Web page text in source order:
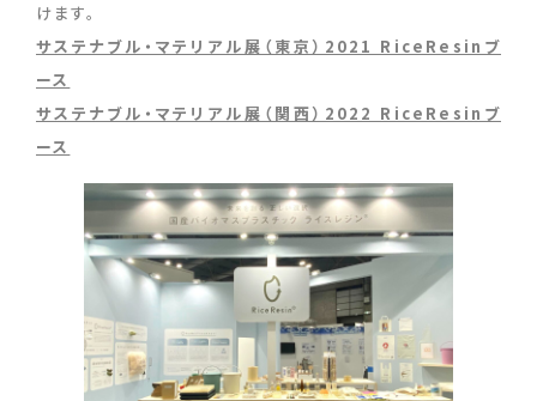
けます。
サステナブル・マテリアル展（東京）2021 RiceResinブ
ース
サステナブル・マテリアル展（関西）2022 RiceResinブ
ース